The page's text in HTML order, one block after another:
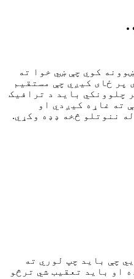
کوي چې ښي خوا ته
پر ځای کیږي چې مستقیم
چلوونکي باید د ترافیک
ته غاړه کیږدي او
ننوتلو څخه ډډه وکړي.
چې باید چپ لوري ته
او باید تعقیب شي ترڅو